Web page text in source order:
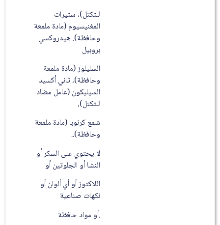
للتكتل)، ستیرات
المغنیسیوم (مادة ملمعة
وحافظة). ھیدروكسي
السلیلوز (مادة ملمعة
وحافظة)، ثاني أكسید
السیلیكون (عامل مضاد
للتكتل)،
شمع كرنوبا (مادة ملمعة
وحافظة)..
لا یحتوي على السكر أو
النشا أو الجلوتین أو
اللاكتوز أو أي ألوان أو
نكھات صناعیة
.أو مواد حافظة